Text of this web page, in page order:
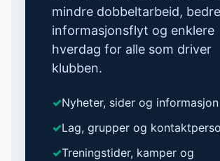
mindre dobbeltarbeid, bedre
informasjonsflyt og enklere
hverdag for alle som driver
klubben.
✓Nyheter, sider og informasjon
✓Lag, grupper og
✓Treningstider, kamper og